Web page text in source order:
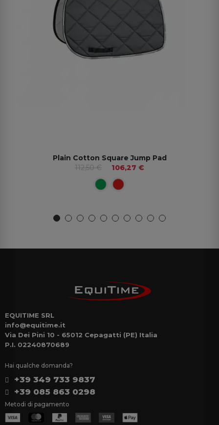
Plain Cotton Square Jump Pad
112,50 €
106,27 €
EQUITIME SRL
info@equitime.it
Via Dei Pini 10 - 65012 Cepagatti (PE) Italia
P.I. 02240870689
Hai qualche domanda?
+39 349 733 9837
+39 085 863 0298
Metodi di pagamento